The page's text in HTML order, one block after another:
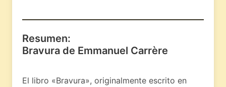
Resumen:
Bravura de Emmanuel Carrère
El libro «Bravura», originalmente escrito en